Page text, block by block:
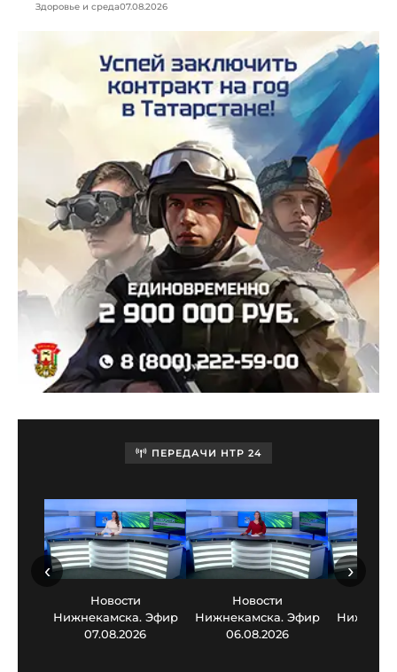
Здоровье и среда07.08.2026
ПЕРЕДАЧИ НТР 24
Новости
Нижнекамска. Эфир
07.08.2026
Новости
Нижнекамска. Эфир
06.08.2026
‹ ›